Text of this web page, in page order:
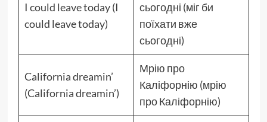
I could leave today (I
could leave today)
сьогодні (міг би
поїхати вже
сьогодні)
California dreamin’
(California dreamin’)
Мрію про
Каліфорнію (мрію
про Каліфорнію)